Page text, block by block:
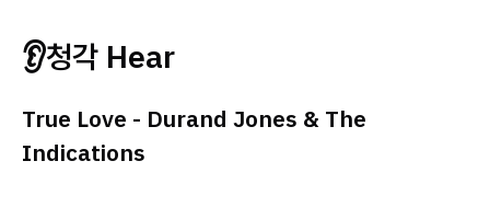
👂청각 Hear
True Love - Durand Jones & The
Indications